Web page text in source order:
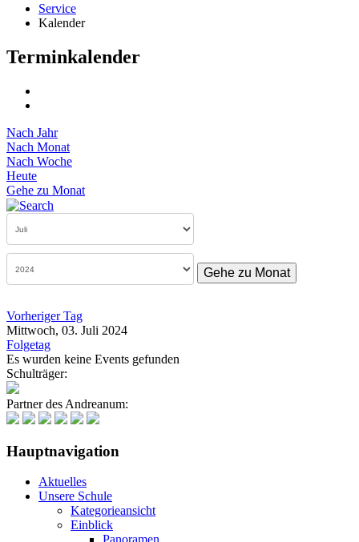
Service
Kalender
Terminkalender
Nach Jahr
Nach Monat
Nach Woche
Heute
Gehe zu Monat
Gehe zu Monat
Vorheriger Tag
Mittwoch, 03. Juli 2024
Folgetag
Es wurden keine Events gefunden
Schulträger:
Partner des Andreanum:
Hauptnavigation
Aktuelles
Unsere Schule
Kategorieansicht
Einblick